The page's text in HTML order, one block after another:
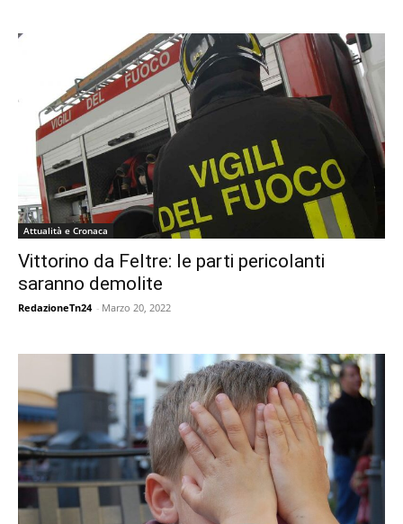
Attualità e Cronaca
Vittorino da Feltre: le parti pericolanti
saranno demolite
RedazioneTn24 - Marzo 20, 2022